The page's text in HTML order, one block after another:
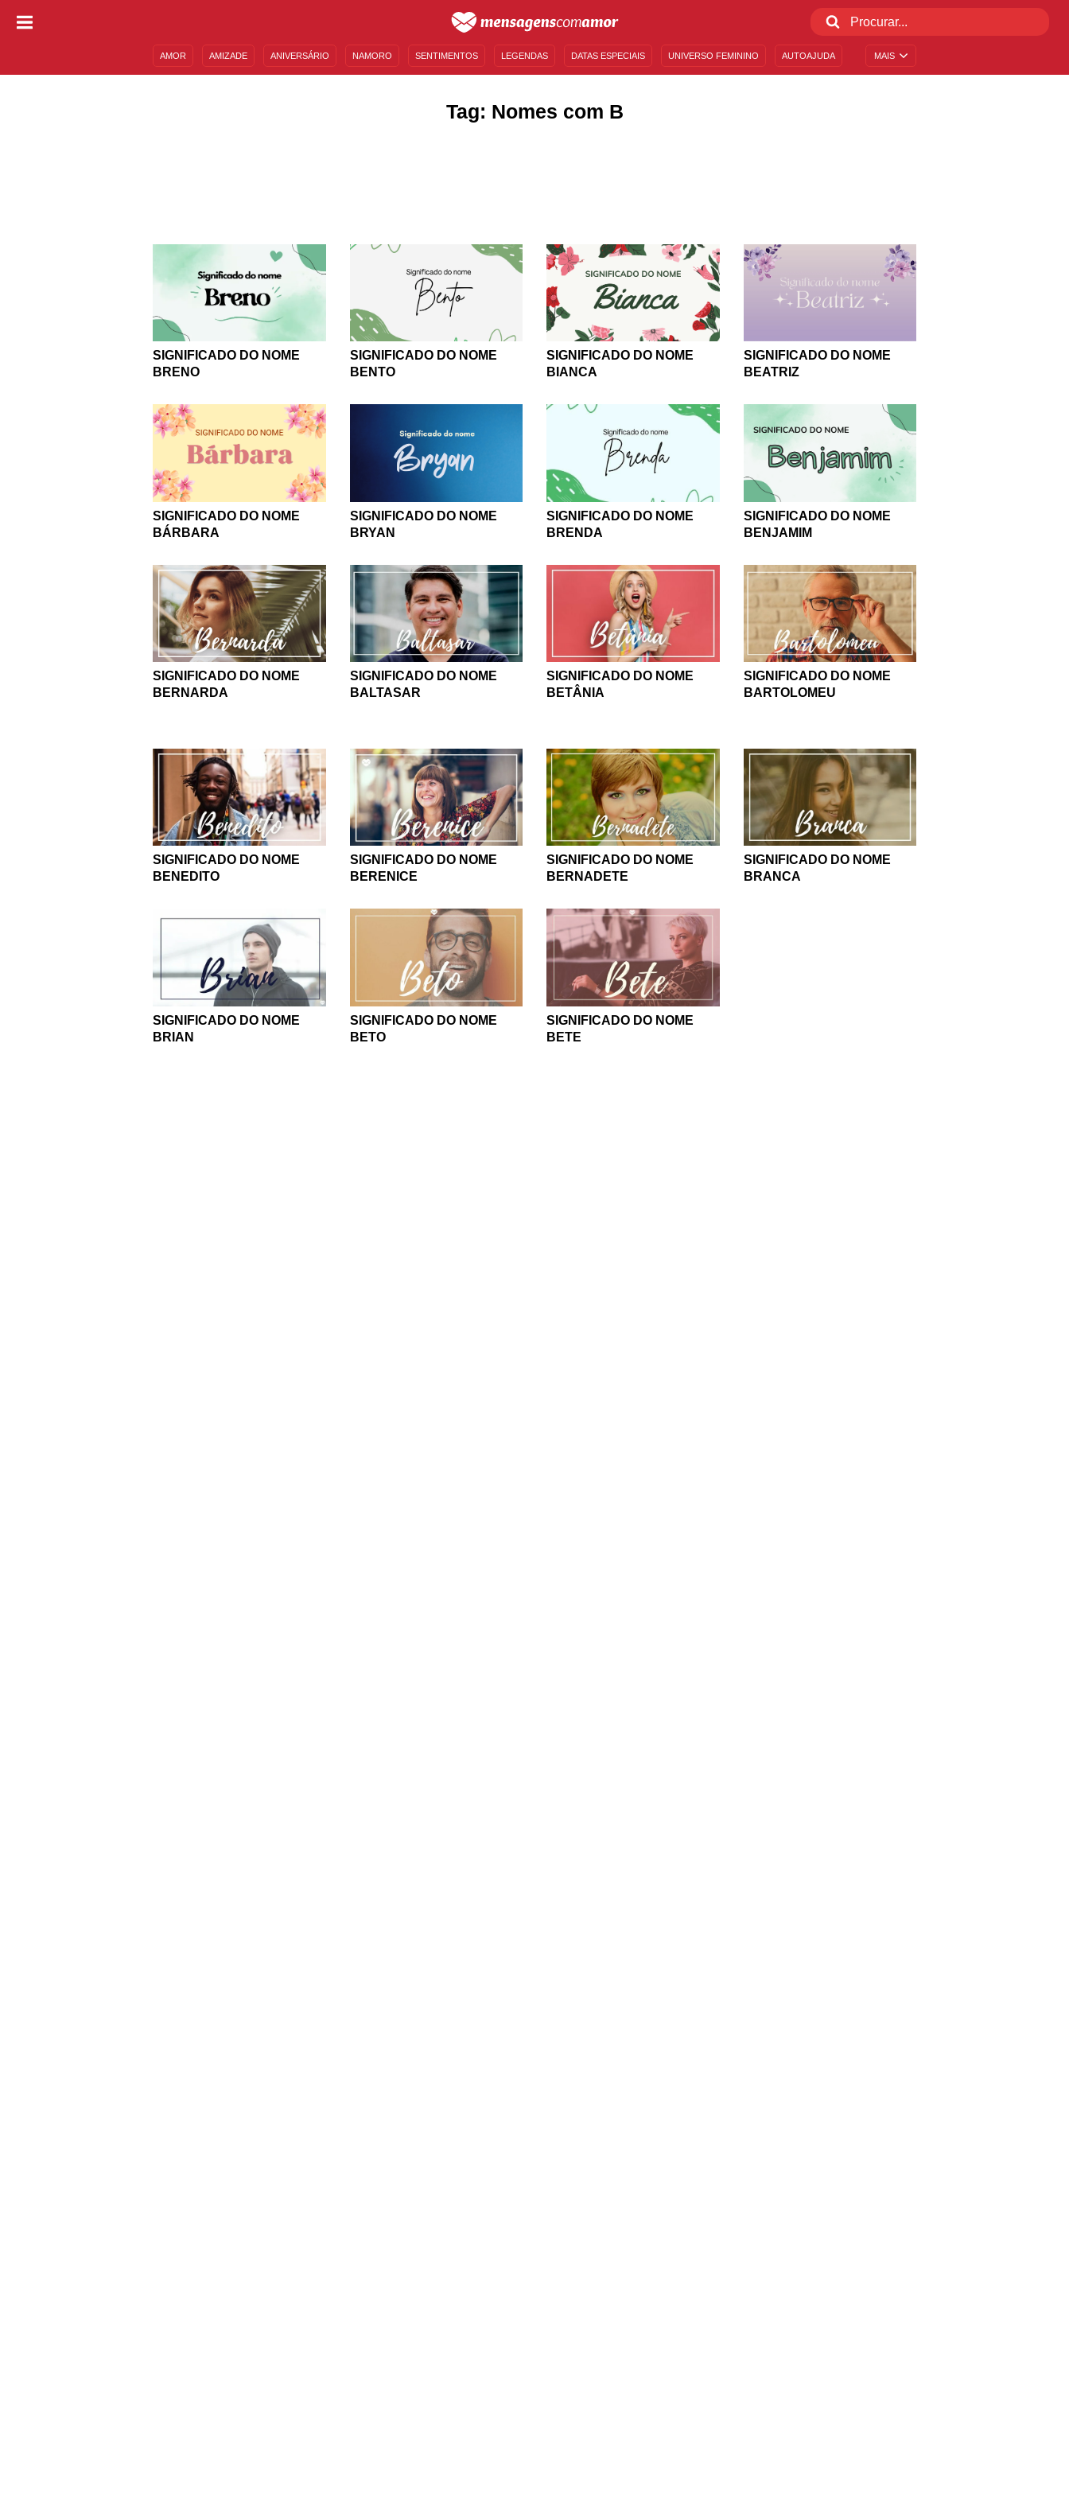
MAIS
AMOR AMIZADE ANIVERSÁRIO NAMORO SENTIMENTOS LEGENDAS DATAS ESPECIAIS UNIVERSO FEMININO AUTOAJUDA
Tag: Nomes com B
SIGNIFICADO DO NOME
BRENO
SIGNIFICADO DO NOME
BENTO
SIGNIFICADO DO NOME
BIANCA
SIGNIFICADO DO NOME
BEATRIZ
SIGNIFICADO DO NOME
BÁRBARA
SIGNIFICADO DO NOME
BRYAN
SIGNIFICADO DO NOME
BRENDA
SIGNIFICADO DO NOME
BENJAMIM
SIGNIFICADO DO NOME
BERNARDA
SIGNIFICADO DO NOME
BALTASAR
SIGNIFICADO DO NOME
BETÂNIA
SIGNIFICADO DO NOME
BARTOLOMEU
SIGNIFICADO DO NOME
BENEDITO
SIGNIFICADO DO NOME
BERENICE
SIGNIFICADO DO NOME
BERNADETE
SIGNIFICADO DO NOME
BRANCA
SIGNIFICADO DO NOME
BRIAN
SIGNIFICADO DO NOME
BETO
SIGNIFICADO DO NOME
BETE